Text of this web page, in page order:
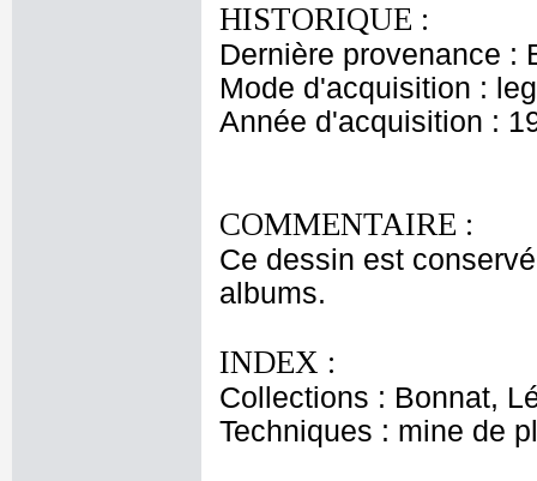
HISTORIQUE :
Dernière provenance :
Mode d'acquisition :
Année d'acquisition :
COMMENTAIRE :
Ce dessin est
albums.
INDEX :
Collections : Bonnat,
Techniques : mine de